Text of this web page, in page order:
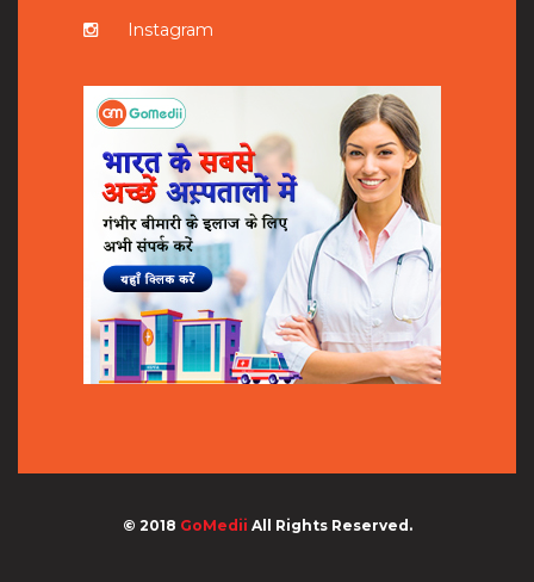
Instagram
© 2018 GoMedii All Rights Reserved.